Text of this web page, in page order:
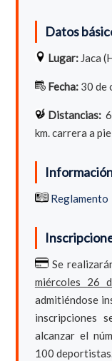
Datos
Lugar:Jaca
Fecha:30 de
Distancias: 6
km. carrera a pie
Reglamento
Se
miércoles 26
admitiéndose
inscripciones
alcanzar el
100